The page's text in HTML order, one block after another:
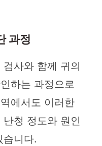
과정
사와 함께 귀의
하는 과정으로
에서도 이러한
청 정도와 원인
니다.